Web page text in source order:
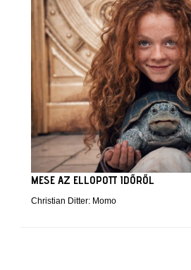
MESE AZ ELLOPOTT IDŐRŐL
Christian Ditter: Momo